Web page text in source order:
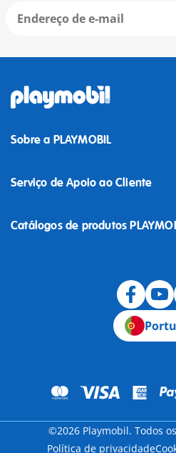
Sobre a PLAYMOBIL
Serviço de Apoio ao Cliente
Catálogos de produtos
©2026 Playmobil. Todos
Política de privacidade